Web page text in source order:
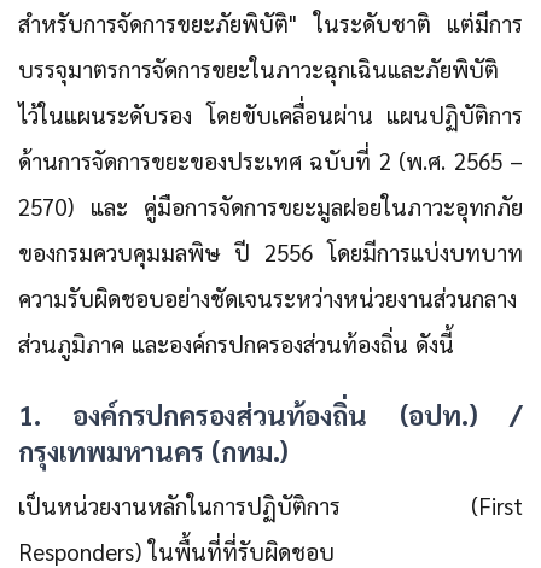
สำหรับการจัดการขยะภัยพิบัติ" ในระดับชาติ แต่มีการ
บรรจุมาตรการจัดการขยะในภาวะฉุกเฉินและภัยพิบัติ
ไว้ในแผนระดับรอง โดยขับเคลื่อนผ่าน แผนปฏิบัติการ
ด้านการจัดการขยะของประเทศ ฉบับที่ 2 (พ.ศ. 2565 –
2570) และ คู่มือการจัดการขยะมูลฝอยในภาวะอุทกภัย
ของกรมควบคุมมลพิษ ปี 2556 โดยมีการแบ่งบทบาท
ความรับผิดชอบอย่างชัดเจนระหว่างหน่วยงานส่วนกลาง
ส่วนภูมิภาค และองค์กรปกครองส่วนท้องถิ่น ดังนี้
1. องค์กรปกครองส่วนท้องถิ่น (อปท.) /
กรุงเทพมหานคร (กทม.)
เป็นหน่วยงานหลักในการปฏิบัติการ (First
Responders) ในพื้นที่ที่รับผิดชอบ